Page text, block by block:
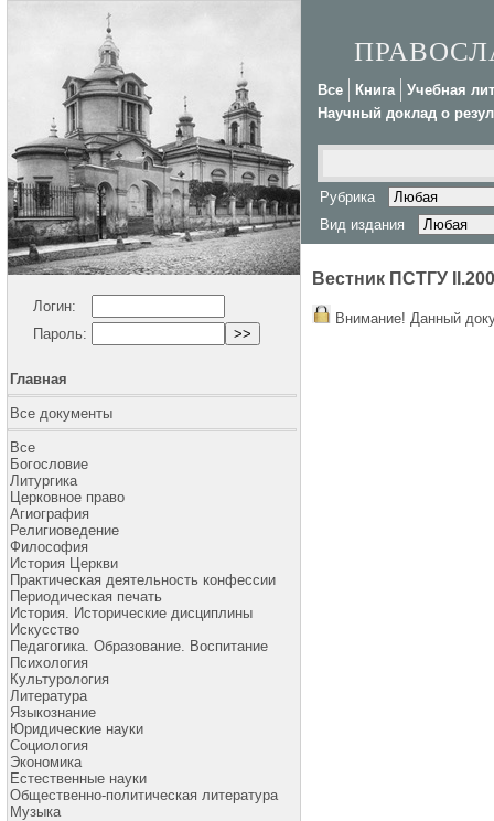
Логин:
Пароль:
Главная
Все документы
Все
Богословие
Литургика
Церковное право
Агиография
Религиоведение
Философия
История Церкви
Практическая деятельность конфессии
Периодическая печать
История. Исторические дисциплины
Искусство
Педагогика. Образование. Воспитание
Психология
Культурология
Литература
Языкознание
Юридические науки
Социология
Экономика
Естественные науки
Общественно-политическая литература
Музыка
Все Книга
Учебная
Научный доклад о
Рубрика
Вид издания
Вестник ПСТГУ
Внимание! Данный